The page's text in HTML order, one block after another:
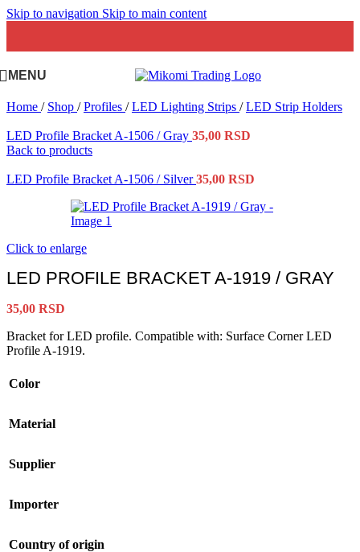
Skip to navigation Skip to main content
MENU
Home / Shop / Profiles / LED Lighting Strips / LED Strip Holders
LED Profile Bracket A-1506 / Gray 35,00 RSD
Back to products
LED Profile Bracket A-1506 / Silver35,00 RSD
Click to enlarge
LED PROFILE BRACKET A-1919 / GRAY
35,00 RSD
Bracket for LED profile. Compatible with: Surface Corner LED
Profile A-1919.
Color
Material
Supplier
Importer
Country of origin